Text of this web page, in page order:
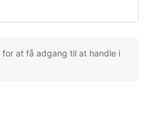
for at få adgang til at handle i